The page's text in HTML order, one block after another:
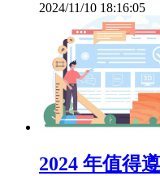
2024/11/10 18:16:05
2024 年值得